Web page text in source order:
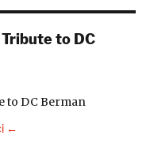
to DC
←